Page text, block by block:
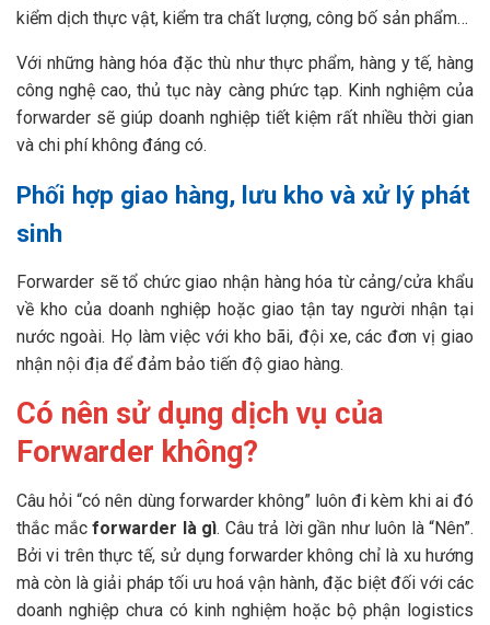
kiểm dịch thực vật, kiểm tra chất lượng, công bố sản phẩm…
Với những hàng hóa đặc thù như thực phẩm, hàng y tế, hàng
công nghệ cao, thủ tục này càng phức tạp. Kinh nghiệm của
forwarder sẽ giúp doanh nghiệp tiết kiệm rất nhiều thời gian
và chi phí không đáng có.
Phối hợp giao hàng, lưu kho và xử lý phát
sinh
Forwarder sẽ tổ chức giao nhận hàng hóa từ cảng/cửa khẩu
về kho của doanh nghiệp hoặc giao tận tay người nhận tại
nước ngoài. Họ làm việc với kho bãi, đội xe, các đơn vị giao
nhận nội địa để đảm bảo tiến độ giao hàng.
Có nên sử dụng dịch vụ của
Forwarder không?
Câu hỏi “có nên dùng forwarder không” luôn đi kèm khi ai đó
thắc mắc forwarder là gì. Câu trả lời gần như luôn là “Nên”.
Bởi vi trên thực tế, sử dụng forwarder không chỉ là xu hướng
mà còn là giải pháp tối ưu hoá vận hành, đặc biệt đối với các
doanh nghiệp chưa có kinh nghiệm hoặc bộ phận logistics